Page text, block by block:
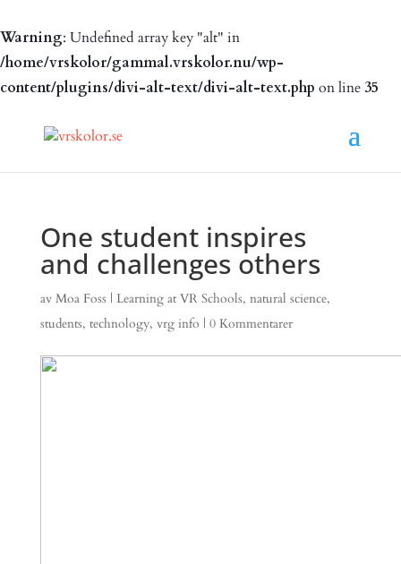
Warning: Undefined array key "alt" in
/home/vrskolor/gammal.vrskolor.nu/wp-
content/plugins/divi-alt-text/divi-alt-text.php on line35
One student inspires
and challenges others
av Moa Foss | Learning at VR Schools, natural science,
students, technology, vrg info | 0 Kommentarer